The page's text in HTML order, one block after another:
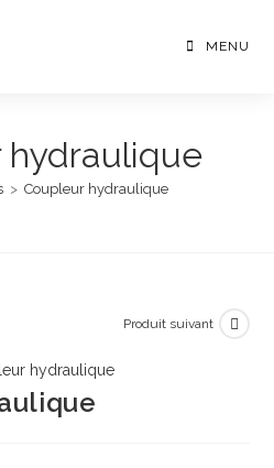
MENU
hydraulique
> Coupleur hydraulique
Produit suivant